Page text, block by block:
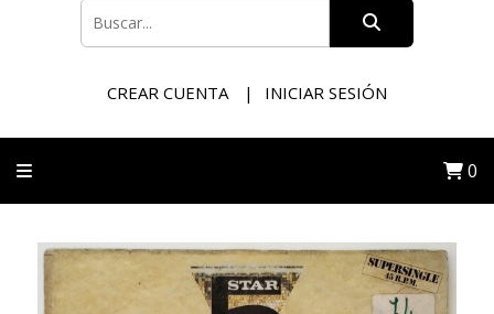
CREAR CUENTA INICIAR SESIÓN
0